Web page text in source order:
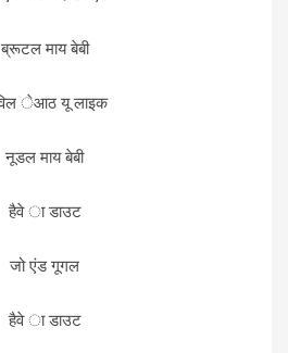
ब्रूटल माय बेबी
ेआठ यू लाइक
नूडल माय बेबी
हैवे ा डाउट
जो एंड गूगल
हैवे ा डाउट